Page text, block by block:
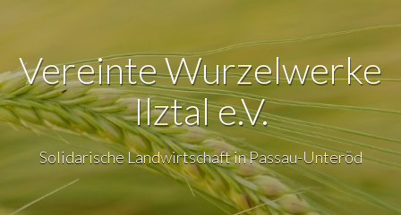
Vereinte Wurzelwerke
Ilztal e.V.
Solidarische Landwirtschaft in Passau-Unteröd